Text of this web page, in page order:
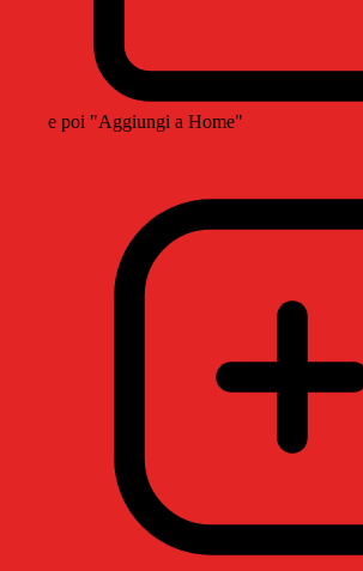
e poi "Aggiungi a Home"